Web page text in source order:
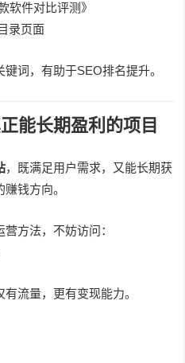
软件对比评测》
录页面
词，有助于SEO排名提升。
能长期盈利的项目
，既满足用户需求，又能长期获
钱方向。
方法，不妨访问：
流量，更有变现能力。